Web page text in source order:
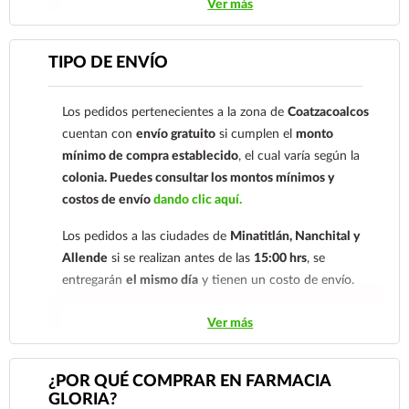
cuenta: Clave: 014854655008143954
Para esta forma de pago el cliente deberá enviar su
comprobante de pago a al siguiente correo
nuestro
921 261 8491
Ver más
TIPO DE ENVÍO
Los pedidos pertenecientes a la zona deCoatzacoalcos
cuentan conenvío gratuito si cumplen elmonto
mínimo de compra establecido, el cual varía según la
colonia. Puedes consultar los montos mínimos y
costos de envíodando clic aquí.
Los pedidos a las ciudades de Minatitlán, Nanchital y
Allende si se realizan antes de las 15:00 hrs, se
entregaránel mismo día y tienen un costo de envío.
Los pedidos de otras localidades se envían mediante
.Sólo hacemos envíos en el territorio
nacional.
Ver más
¿POR QUÉ COMPRAR EN FARMACIA
GLORIA?